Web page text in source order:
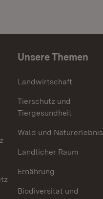
Unsere Themen
Landwirtschaft
Tierschutz und
Tiergesundheit
Wald und Naturerlebnis
Ländlicher Raum
Ernährung
Biodiversität und